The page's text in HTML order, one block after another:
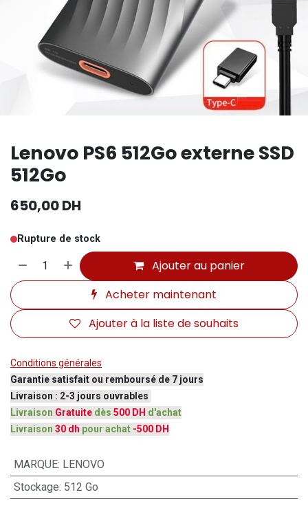
Lenovo PS6 512Go externe SSD
512Go
650,00DH
Rupture de stock
Ajouter au panier
Acheter maintenant
Ajouter à la liste de souhaits
Conditions générales
Garantie satisfait ou remboursé de 7 jours
Livraison : 2-3 jours ouvrables
Livraison Gratuite dès 500 DH d'achat
Livraison 30 dh pour achat -500 DH
MARQUE: LENOVO
Stockage: 512 Go